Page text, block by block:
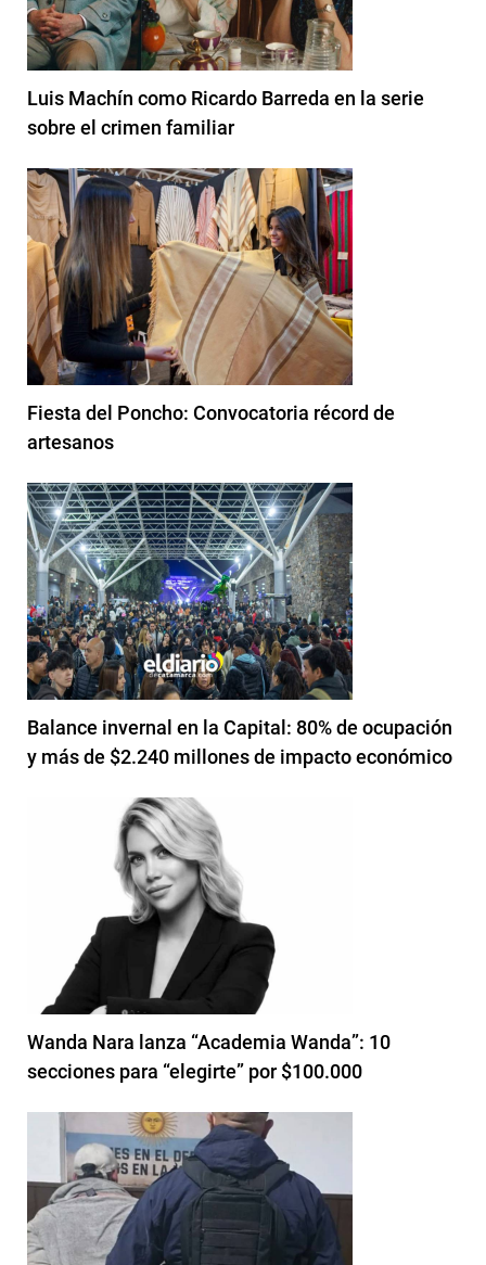
Luis Machín como Ricardo Barreda en la serie
sobre el crimen familiar
Fiesta del Poncho: Convocatoria récord de
artesanos
Balance invernal en la Capital: 80% de ocupación
y más de $2.240 millones de impacto económico
Wanda Nara lanza “Academia Wanda”: 10
secciones para “elegirte” por $100.000